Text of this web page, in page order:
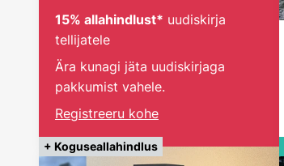
15% allahindlust* uudiskirja
tellijatele
Ära kunagi jäta uudiskirjaga
pakkumist vahele.
Registreeru kohe
+ Koguseallahindlus